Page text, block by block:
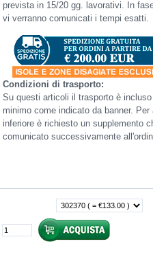
prevista in 15/20 gg. lavorativi. In
vi verranno comunicati i tempi esatti.
Condizioni di trasporto:
Su questi articoli il trasporto è
minimo come indicato da banner.
inferiore è richiesto un supplemento
comunicato successivamente